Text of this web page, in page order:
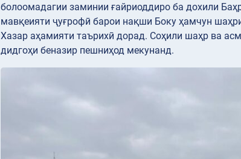
болоомадагии заминии ғайриоддиро ба дохили
мавқеияти ҷуғрофӣ барои нақши Боку ҳамчун
Хазар аҳамияти таърихӣ дорад. Соҳили шаҳр ва
дидгоҳи беназир пешниҳод мекунанд.